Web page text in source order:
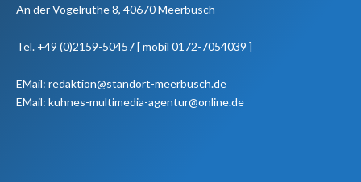
An der Vogelruthe 8, 40670 Meerbusch
Tel. +49 (0)2159-50457 [ mobil 0172-7054039 ]
EMail: redaktion@standort-meerbusch.de
EMail: kuhnes-multimedia-agentur@online.de